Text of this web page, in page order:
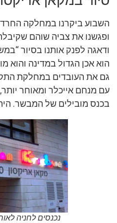
השבוע ביקרנו במחלקה
ופגשנו את צביה שוהם
ודאגה לפנק אותנו בסיור
גם את העובדים במחלקת
עם מנחם אייכלר ומאוחר
בכנס מובילים של המבשר.
נכנסים לחניה